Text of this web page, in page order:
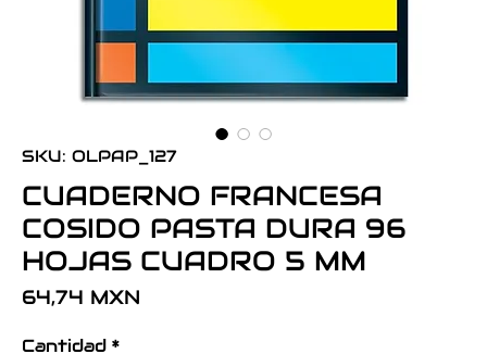
SKU: OLPAP_127
CUADERNO FRANCESA
COSIDO PASTA DURA 96
HOJAS CUADRO 5 MM
64,74 MXN
Cantidad *